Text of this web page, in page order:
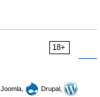
18+
Joomla,
Drupal,